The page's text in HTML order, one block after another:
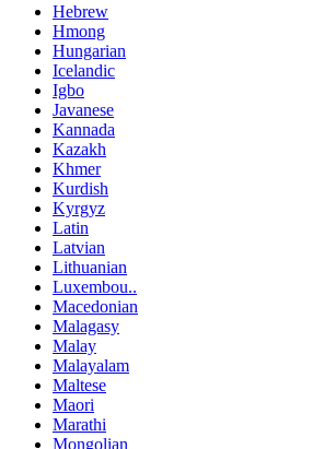
Hebrew
Hmong
Hungarian
Icelandic
Igbo
Javanese
Kannada
Kazakh
Khmer
Kurdish
Kyrgyz
Latin
Latvian
Lithuanian
Luxembou..
Macedonian
Malagasy
Malay
Malayalam
Maltese
Maori
Marathi
Mongolian